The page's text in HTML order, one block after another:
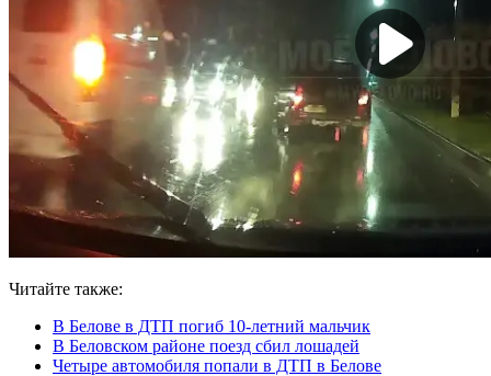
Читайте также:
В Белове в ДТП погиб 10-летний мальчик
В Беловском районе поезд сбил лошадей
Четыре автомобиля попали в ДТП в Белове